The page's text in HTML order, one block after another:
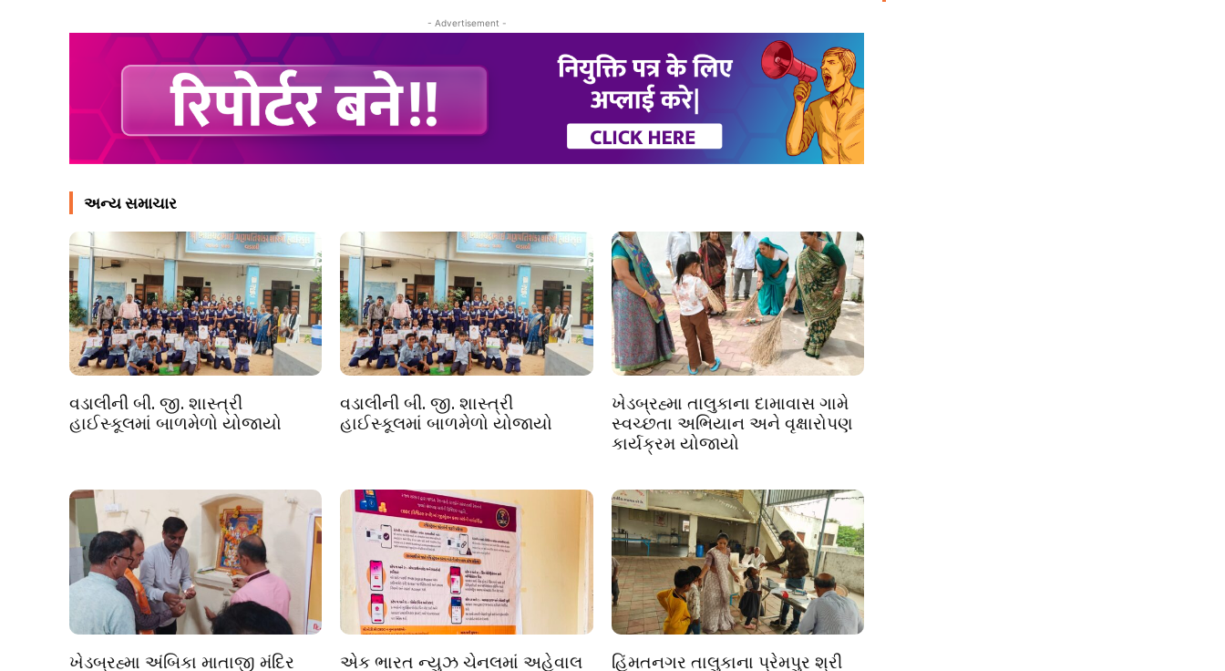
- Advertisement -
અન્ય સમાચાર
વડાલીની બી. જી. શાસ્ત્રી
હાઈસ્કૂલમાં બાળમેળો યોજાયો
વડાલીની બી. જી. શાસ્ત્રી
હાઈસ્કૂલમાં બાળમેળો યોજાયો
ખેડબ્રહ્મા તાલુકાના દામાવાસ ગામે
સ્વચ્છતા અભિયાન અને વૃક્ષારોપણ
કાર્યક્રમ યોજાયો
ખેડબ્રહ્મા અંબિકા માતાજી મંદિર
એક ભારત ન્યુઝ ચેનલમાં અહેવાલ
હિંમતનગર તાલુકાના પ્રેમપુર શ્રી